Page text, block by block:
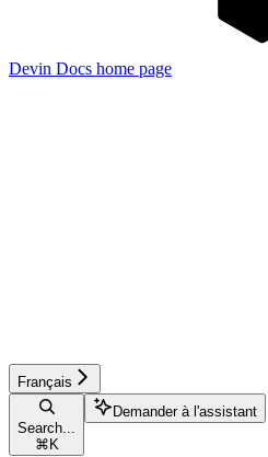
Devin Docs home page
Français
Search...
⌘ K
Demander à l'assistant